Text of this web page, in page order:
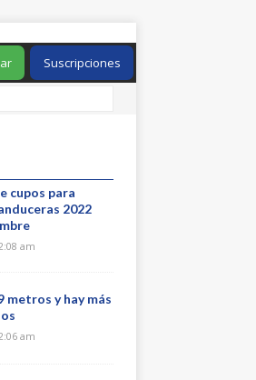
Suscripciones
cupos para
2022
am
metros y hay más
am